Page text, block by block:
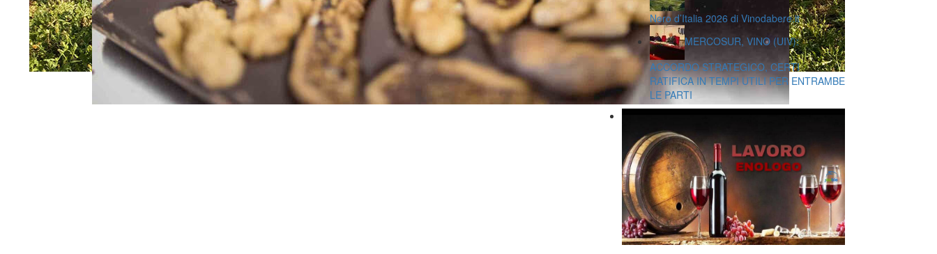
Nero d’Italia 2026 di Vinodabere.it
MERCOSUR, VINO (UIV):
ACCORDO STRATEGICO, CERTI
RATIFICA IN TEMPI UTILI PER ENTRAMBE
LE PARTI